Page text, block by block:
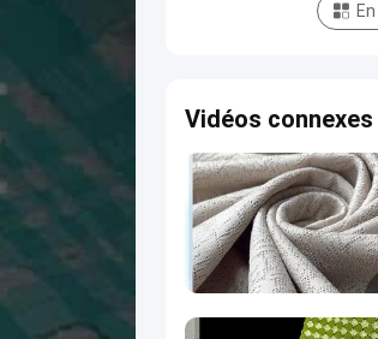
Vidéos connexes